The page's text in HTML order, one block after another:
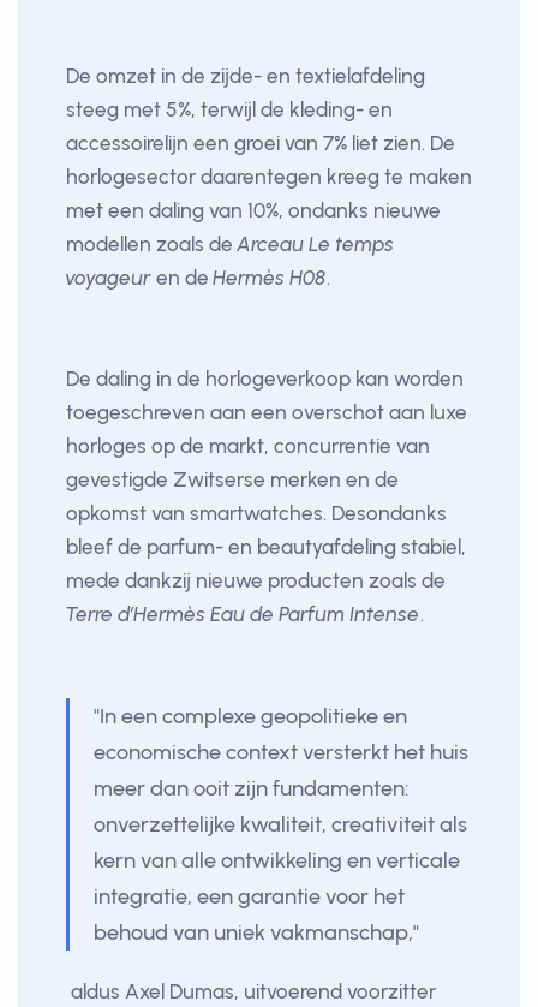
De omzet in de zijde- en textielafdeling
steeg met 5%, terwijl de kleding- en
accessoirelijn een groei van 7% liet zien. De
horlogesector daarentegen kreeg te maken
met een daling van 10%, ondanks nieuwe
modellen zoals deArceau Le temps
voyageur en deHermès H08.
De daling in de horlogeverkoop kan worden
toegeschreven aan een overschot aan luxe
horloges op de markt, concurrentie van
gevestigde Zwitserse merken en de
opkomst van smartwatches. Desondanks
bleef de parfum- en beautyafdeling stabiel,
mede dankzij nieuwe producten zoals de
Terre d’Hermès Eau de Parfum Intense.
"In een complexe geopolitieke en
economische context versterkt het huis
meer dan ooit zijn fundamenten:
onverzettelijke kwaliteit, creativiteit als
kern van alle ontwikkeling en verticale
integratie, een garantie voor het
behoud van uniek vakmanschap,"
aldus Axel Dumas, uitvoerend voorzitter